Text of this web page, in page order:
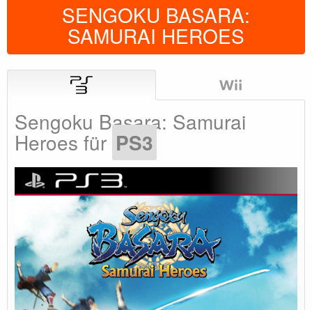
SENGOKU BASARA:
SAMURAI HEROES
Sengoku Basara: Samurai
Heroes für PS3